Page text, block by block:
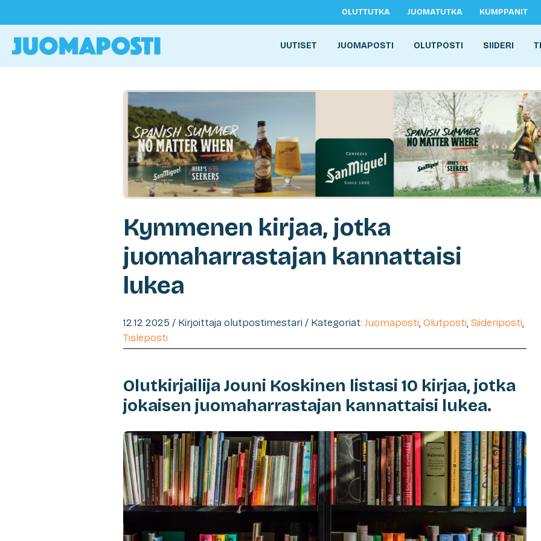
OLUTTUTKA JUOMATUTKA KUMPPANIT
UUTISET JUOMAPOSTI OLUTPOSTI SIIDERI
Kymmenen kirjaa, jotka
juomaharrastajan kannattaisi
lukea
12.12.2025 / Kirjoittaja olutpostimestari / Kategoriat: Juomaposti, Olutposti, Siideriposti,
Tisleposti
Olutkirjailija Jouni Koskinen listasi 10 kirjaa, jotka
jokaisen juomaharrastajan kannattaisi lukea.